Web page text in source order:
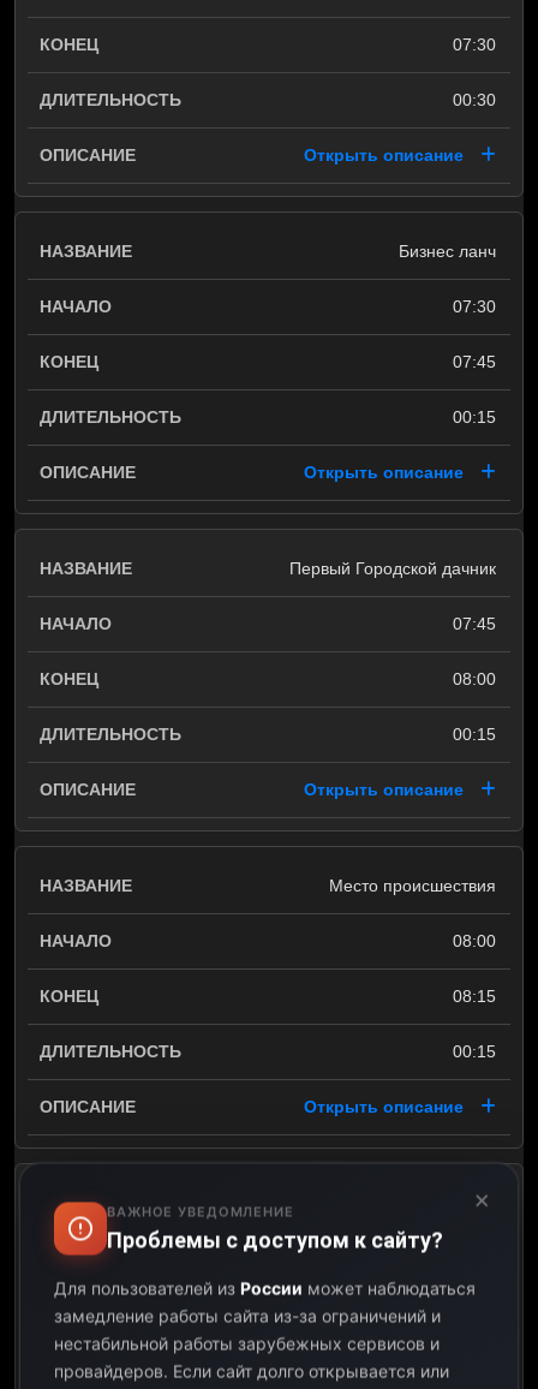
07:30
00:30
Открыть описание
Бизнес ланч
07:30
07:45
00:15
Открыть описание
Первый Городской дачник
07:45
08:00
00:15
Открыть описание
Место происшествия
08:00
08:15
00:15
Открыть описание
Проявочная
×
ВАЖНОЕ УВЕДОМЛЕНИЕ
Проблемы с доступом к сайту?
Для пользователей из России может наблюдаться
замедление работы сайта из-за ограничений и
нестабильной работы зарубежных сервисов и
провайдеров. Если сайт долго открывается или